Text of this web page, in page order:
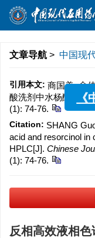
文章导航 > 中国现
引用本文: 商国美, 俞
酸洗剂中水杨酸和间
(1): 74-76.
Citation: SHANG
acid and resorcinol in
HPLC[J]. Chinese
(1): 74-76.
反相高效液相
《